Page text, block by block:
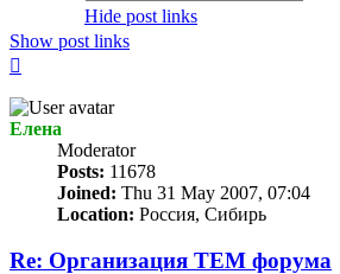
Hide post links
Show post links
Елена
Мoderator
Posts: 11678
Joined: Thu 31 May 2007, 07:04
Location: Россия, Сибирь
Re: Организация TЕМ форума